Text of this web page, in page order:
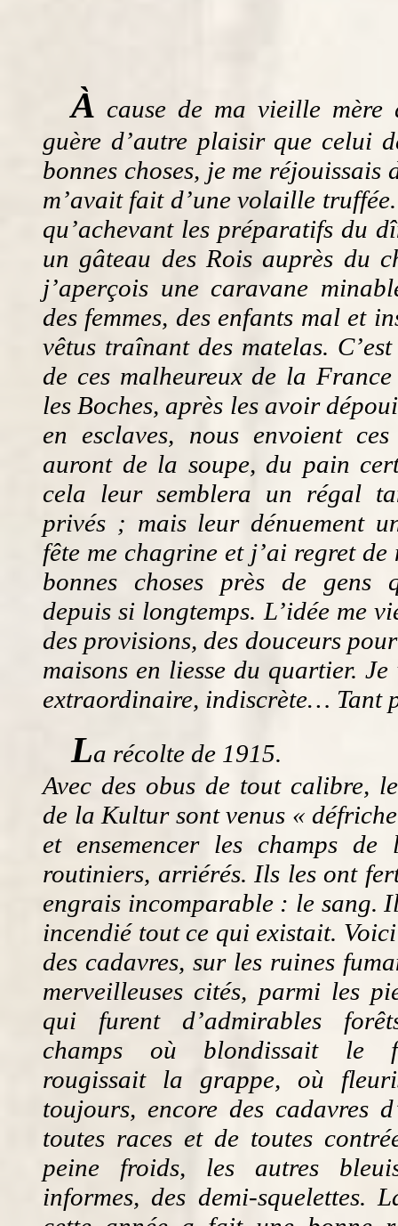
À cause de ma vieille mère
guère d’autre plaisir que celui
bonnes choses, je me réjouissais
m’avait fait d’une volaille
qu’achevant les préparatifs du
un gâteau des Rois auprès du
j’aperçois une caravane
des femmes, des enfants mal et
vêtus traînant des matelas.
de ces malheureux de la
les Boches, après les avoir
en esclaves, nous envoient
auront de la soupe, du pain
cela leur semblera un régal
privés ; mais leur dénuement
fête me chagrine et j’ai regret de
bonnes choses près de gens
depuis si longtemps. L’idée me
des provisions, des douceurs
maisons en liesse du quartier.
extraordinaire, indiscrète… Tant
La récolte de 1915.
Avec des obus de tout calibre,
de la Kultur sont venus «
et ensemencer les champs de
routiniers, arriérés. Ils les ont
engrais incomparable : le sang.
incendié tout ce qui existait.
des cadavres, sur les ruines
merveilleuses cités, parmi les
qui furent d’admirables
champs où blondissait le
rougissait la grappe, où
toujours, encore des cadavres
toutes races et de toutes
peine froids, les autres
informes, des demi-squelettes.